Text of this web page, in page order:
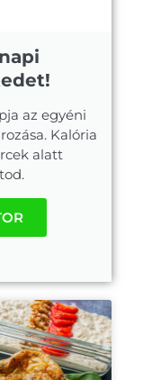
az egyéni
Kalória
alatt